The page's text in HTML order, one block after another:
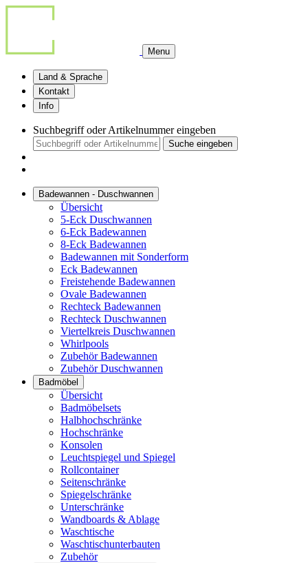
Menu
Land & Sprache
Kontakt
Info
Suchbegriff oder Artikelnummer eingeben
Suche eingeben
Badewannen - Duschwannen
Übersicht
5-Eck Duschwannen
6-Eck Badewannen
8-Eck Badewannen
Badewannen mit Sonderform
Eck Badewannen
Freistehende Badewannen
Ovale Badewannen
Rechteck Badewannen
Rechteck Duschwannen
Viertelkreis Duschwannen
Whirlpools
Zubehör Badewannen
Zubehör Duschwannen
Badmöbel
Übersicht
Badmöbelsets
Halbhochschränke
Hochschränke
Konsolen
Leuchtspiegel und Spiegel
Rollcontainer
Seitenschränke
Spiegelschränke
Unterschränke
Wandboards & Ablage
Waschtische
Waschtischunterbauten
Zubehör